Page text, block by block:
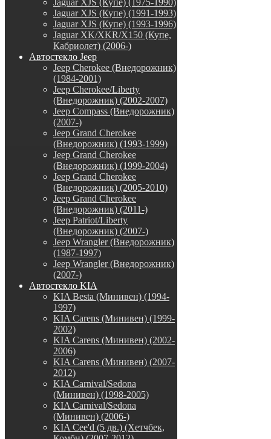
Jaguar XJS (Купе) (1991-1993)
Jaguar XJS (Купе) (1993-1996)
Jaguar XK/XKR/X150 (Купе,
Кабриолет) (2006-)
Автостекло Jeep
Jeep Cherokee (Внедорожник)
(1984-2001)
Jeep Cherokee/Liberty
(Внедорожник) (2002-2007)
Jeep Compass (Внедорожник)
(2007-)
Jeep Grand Cherokee
(Внедорожник) (1993-1999)
Jeep Grand Cherokee
(Внедорожник) (1999-2004)
Jeep Grand Cherokee
(Внедорожник) (2005-2010)
Jeep Grand Cherokee
(Внедорожник) (2011-)
Jeep Patriot/Liberty
(Внедорожник) (2007-)
Jeep Wrangler (Внедорожник)
(1987-1997)
Jeep Wrangler (Внедорожник)
(2007-)
Автостекло KIA
KIA Besta (Минивен) (1994-
1997)
KIA Carens (Минивен) (1999-
2002)
KIA Carens (Минивен) (2002-
2006)
KIA Carens (Минивен) (2007-
2012)
KIA Carnival/Sedona
(Минивен) (1998-2005)
KIA Carnival/Sedona
(Минивен) (2006-)
KIA Cee'd (5 дв.) (Хетчбек,